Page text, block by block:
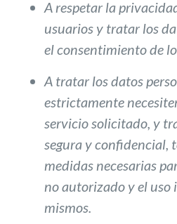
A respetar la
usuarios y tratar los
el consentimiento de
A tratar los datos
estrictamente
servicio solicitado, y
segura y confidencial,
medidas necesarias
no autorizado y el uso
mismos.